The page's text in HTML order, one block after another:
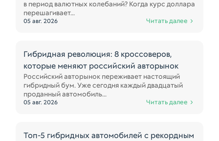
в период валютных колебаний? Когда курс доллара
перешагивает...
05 авг. 2026 Читать далее
Гибридная революция: 8 кроссоверов,
которые меняют российский авторынок
Российский авторынок переживает настоящий
гибридный бум. Уже сегодня каждый двадцатый
проданный автомобиль...
05 авг. 2026 Читать далее
Топ-5 гибридных автомобилей с рекордным